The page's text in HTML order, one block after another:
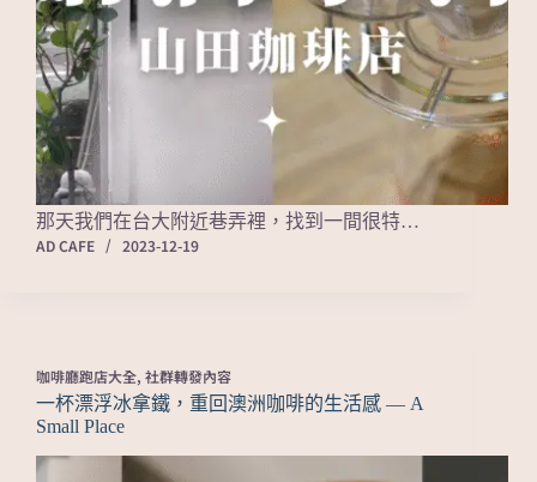
那天我們在台大附近巷弄裡，找到一間很特…
AD CAFE
2023-12-19
咖啡廳跑店大全, 社群轉發內容
一杯漂浮冰拿鐵，重回澳洲咖啡的生活感 — A
Small Place